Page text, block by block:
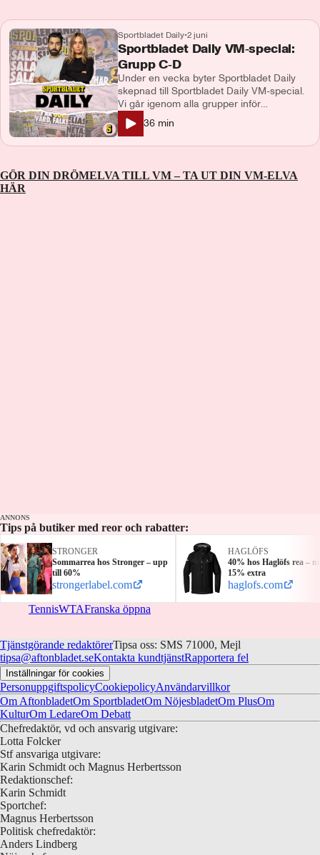
Sportbladet Daily•2 juni
Sportbladet Daily VM‑special:
Grupp C‑D
Under en vecka byter Sportbladet Daily
skepnad till Sportbladet Daily VM-special.
Vi går igenom alla grupper inför
mästerskapet. Vi pratar om favoriterna,
skrällarna och spelarna du måste ha koll
på. Du som lyssnar får analyser, snackisar
går vi igenom grupp C och D tillsammans
med Makoto Asahara och Pontus
36 min
GÖR DIN DRÖMELVA TILL VM – TA UT DIN VM-ELVA
HÄR
ANNONS
Tips på butiker med reor och rabatter:
STRONGER
Sommarrea hos Stronger – upp
till 60%
strongerlabel.com
HAGLÖFS
40% hos Haglöfs rea –
15% extra
haglofs.com
TennisWTAFranska öppna
Tjänstgörande redaktörerTipsa oss: SMS 71000, Mejl
tipsa@aftonbladet.seKontakta kundtjänstRapportera fel
Inställningar för cookies
PersonuppgiftspolicyCookiepolicyAnvändarvillkor
Om AftonbladetOm SportbladetOm NöjesbladetOm PlusOm
KulturOm LedareOm Debatt
Chefredaktör, vd och ansvarig utgivare:
Lotta Folcker
Stf ansvariga utgivare:
Karin Schmidt och Magnus Herbertsson
Redaktionschef:
Karin Schmidt
Sportchef:
Magnus Herbertsson
Politisk chefredaktör:
Anders Lindberg